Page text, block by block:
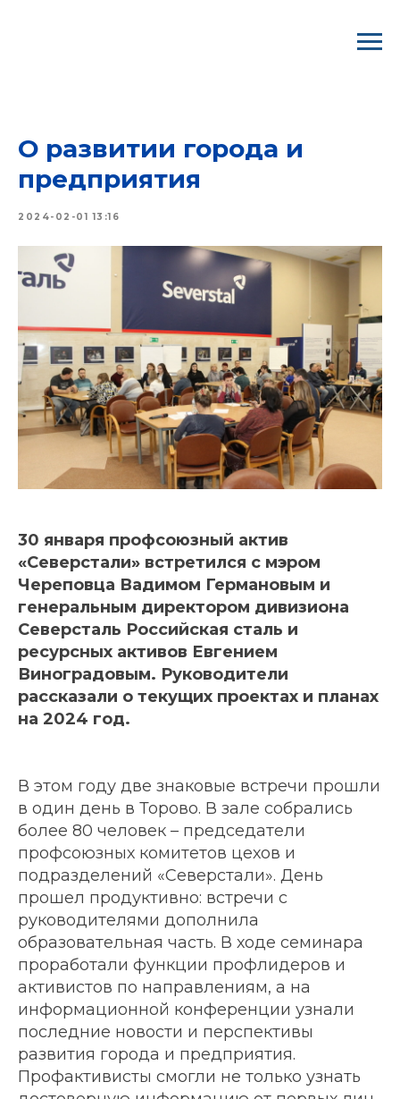
О развитии города и
предприятия
2024-02-01 13:16
30 января профсоюзный актив
«Северстали» встретился с мэром
Череповца Вадимом Германовым и
генеральным директором дивизиона
Северсталь Российская сталь и
ресурсных активов Евгением
Виноградовым. Руководители
рассказали о текущих проектах и планах
на 2024 год.
В этом году две знаковые встречи прошли
в один день в Торово. В зале собрались
более 80 человек – председатели
профсоюзных комитетов цехов и
подразделений «Северстали». День
прошел продуктивно: встречи с
руководителями дополнила
образовательная часть. В ходе семинара
проработали функции профлидеров и
активистов по направлениям, а на
информационной конференции узнали
последние новости и перспективы
развития города и предприятия.
Профактивисты смогли не только узнать